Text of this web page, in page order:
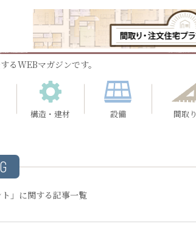
るWEBマガジンです。
構造・建材 設備 間取り
」に関する記事一覧